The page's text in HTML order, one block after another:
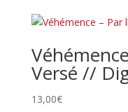
Versé //
13,00€